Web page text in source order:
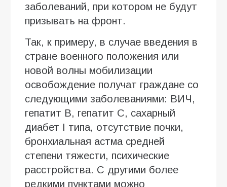
заболеваний, при котором не будут
призывать на фронт.
Так, к примеру, в случае введения в
стране военного положения или
новой волны мобилизации
освобождение получат граждане со
следующими заболеваниями: ВИЧ,
гепатит В, гепатит С, сахарный
диабет I типа, отсутствие почки,
бронхиальная астма средней
степени тяжести, психические
расстройства. С другими более
редкими пунктами можно